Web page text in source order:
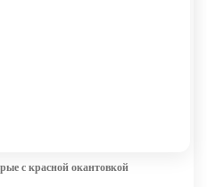
с красной окантовкой